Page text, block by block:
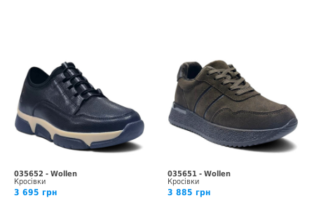
035652 - Wollen
Кросівки
3 695 грн
035651 - Wollen
Кросівки
3 885 грн